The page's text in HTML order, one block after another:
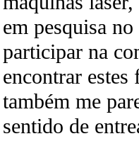
em pesquisa
participar na
encontrar
também me
sentido de